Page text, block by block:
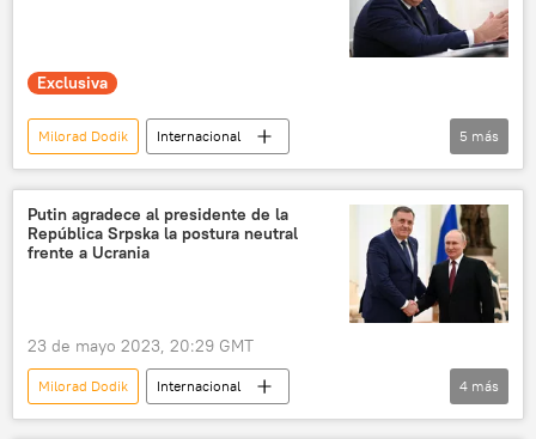
Exclusiva
Milorad Dodik
Internacional
República Srpska
Bosnia Herzegovina
Rusia
🌍 Europa 💬 Entrevistas
5 más
Putin agradece al presidente de la
República Srpska la postura neutral
frente a Ucrania
23 de mayo 2023, 20:29 GMT
Milorad Dodik
Internacional
Vladímir Putin
República Srpska
4 más